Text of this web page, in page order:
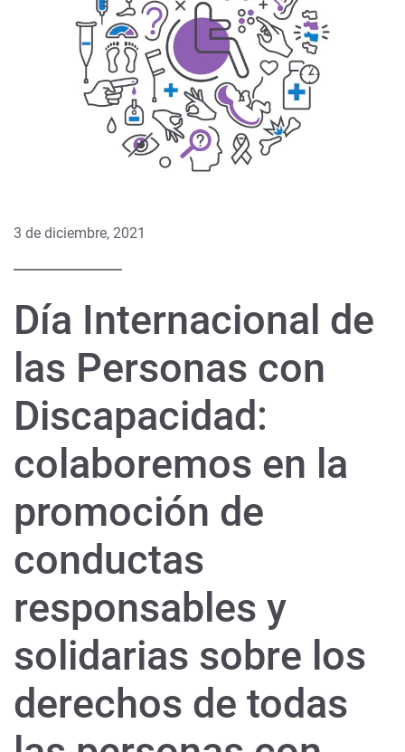
3 de diciembre, 2021
Día Internacional de
las Personas con
Discapacidad:
colaboremos en la
promoción de
conductas
responsables y
solidarias sobre los
derechos de todas